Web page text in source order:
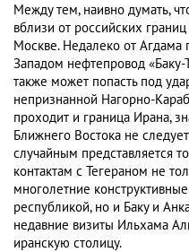
Между тем, наивно думать,
вблизи от российских
Москве. Недалеко от
Западом нефтепровод
также может попасть под
непризнанной Нагорно-
проходит и граница Ирана,
Ближнего Востока не
случайным представляется
контактам с Тегераном не
многолетние
республикой, но и Баку и
недавние визиты Ильхама
иранскую столицу.